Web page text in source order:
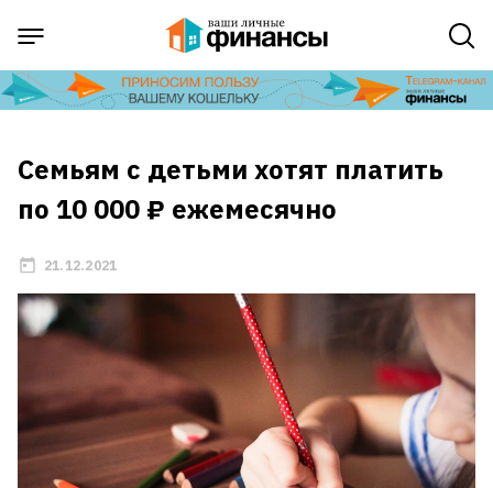
Семьям с детьми хотят платить
по 10 000 ₽ ежемесячно
21.12.2021